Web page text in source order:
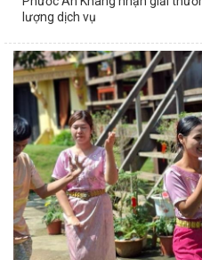
lượng dịch vụ